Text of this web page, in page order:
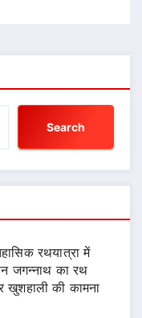
Search
रथयात्रा में
जगन्नाथ का रथ
की कामना